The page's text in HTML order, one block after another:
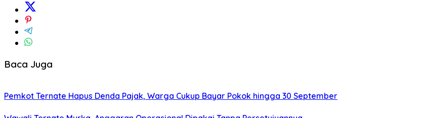
Baca Juga
Pemkot Ternate Hapus Denda Pajak, Warga Cukup Bayar Pokok hingga 30 September